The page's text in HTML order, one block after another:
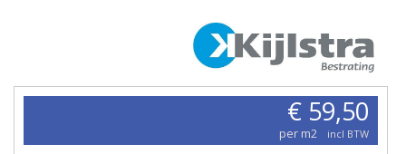
€ 59,50
per m2 incl BTW